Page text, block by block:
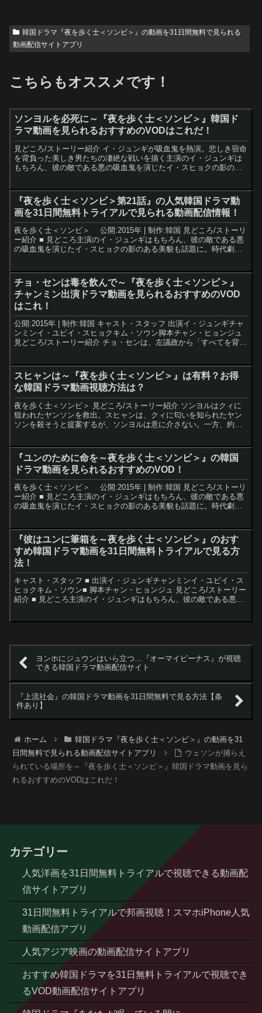
韓国ドラマ『夜を歩く士＜ソンビ＞』の動画を31日間無料で見られる
動画配信サイトアプリ
こちらもオススメです！
ソンヨルを必死に～『夜を歩く士＜ソンビ＞』韓国ド
ラマ動画を見られるおすすめのVODはこれだ！
見どころ/ストーリー紹介 イ・ジュンギが吸血鬼を熱演。悲しき宿命
を背負った美しき男たちの凄絶な戦いを描く主演のイ・ジュンギは
もちろん、彼の敵である悪の吸血鬼を演じたイ・スヒョクの影のあ
『夜を歩く士＜ソンビ＞第21話』の人気韓国ドラマ動
画を31日間無料トライアルで見られる動画配信情報！
夜を歩く士＜ソンビ＞ 公開:2015年 | 制作:韓国 見どころ/ストーリ
ー紹介 ■ 見どころ主演のイ・ジュンギはもちろん、彼の敵である悪
の吸血鬼を演じたイ・スヒョクの影のある美貌も話題に。時代劇初
チョ・センは毒を飲んで～『夜を歩く士＜ソンビ＞』
チャンミン出演ドラマ動画を見られるおすすめのVOD
はこれ！
公開:2015年 | 制作:韓国 キャスト・スタッフ 出演イ・ジュンギチャ
ンミンイ・ユビイ・スヒョクキム・ソウン脚本チャン・ヒョンジュ
見どころ/ストーリー紹介 チョ・センは、左議政から「すべてを背負
スヒャンは～『夜を歩く士＜ソンビ＞』は有料？お得
な韓国ドラマ動画視聴方法は？
夜を歩く士＜ソンビ＞ 見どころ/ストーリー紹介 ソンヨルはクィに
狙われたヤンソンを救出。スヒャンは、クィに匂いを知られたヤン
ソンを殺そうと提案するが、ソンヨルは意に介さない。一方、約束
『ユンのために命を～夜を歩く士＜ソンビ＞』の韓国
ドラマ動画を見られるおすすめのVOD！
夜を歩く士＜ソンビ＞ 公開:2015年 | 制作:韓国 見どころ/ストーリ
ー紹介 ■ 見どころ主演のイ・ジュンギはもちろん、彼の敵である悪
の吸血鬼を演じたイ・スヒョクの影のある美貌も話題に。時代劇初
『彼はユンに筆箱を～夜を歩く士＜ソンビ＞』のおす
すめ韓国ドラマ動画を31日間無料トライアルで見る方
法！
キャスト・スタッフ ■ 出演イ・ジュンギチャンミンイ・ユビイ・ス
ヒョクキム・ソウン■ 脚本チャン・ヒョンジュ 見どころ/ストーリー
紹介 ■ 見どころ主演のイ・ジュンギはもちろん、彼の敵である悪の
ヨンホにジュウンはいら立つ…『オーマイビーナス』が視聴
できる韓国ドラマ動画配信サイト
『上流社会』の韓国ドラマ動画を31日間無料で見る方法【条
件あり】
ホーム
韓国ドラマ『夜を歩く士＜ソンビ＞』の動画を31
日間無料で見られる動画配信サイトアプリ
ウェソンが捕らえ
られている場所を～『夜を歩く士＜ソンビ＞』韓国ドラマ動画を見ら
れるおすすめのVODはこれだ！
カテゴリー
人気洋画を31日間無料トライアルで視聴できる動画配
信サイトアプリ
31日間無料トライアルで邦画視聴！スマホiPhone人気
動画配信アプリ
人気アジア映画の動画配信サイトアプリ
おすすめ韓国ドラマを31日無料トライアルで視聴でき
るVOD動画配信サイトアプリ